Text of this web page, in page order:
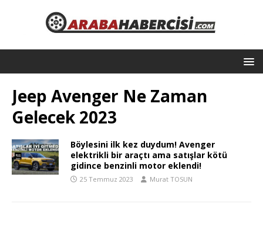
Jeep Avenger Ne Zaman
Gelecek 2023
Böylesini ilk kez duydum! Avenger
elektrikli bir araçtı ama satışlar kötü
gidince benzinli motor eklendi!
25 Temmuz 2023 Murat TOSUN